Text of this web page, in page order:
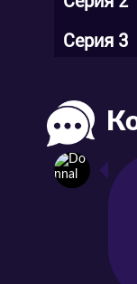
Серия 3
Серия 5
Серия 6
Серия 7
Серия 9